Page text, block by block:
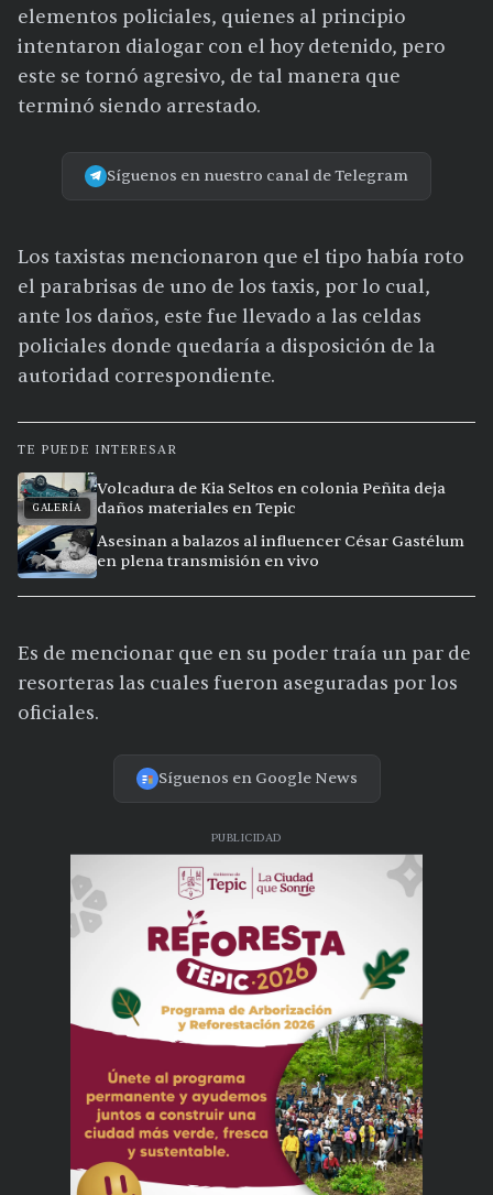
elementos policiales, quienes al principio
intentaron dialogar con el hoy detenido, pero
este se tornó agresivo, de tal manera que
terminó siendo arrestado.
Síguenos en nuestro canal de Telegram
Los taxistas mencionaron que el tipo había roto
el parabrisas de uno de los taxis, por lo cual,
ante los daños, este fue llevado a las celdas
policiales donde quedaría a disposición de la
autoridad correspondiente.
TE PUEDE INTERESAR
GALERÍA
Volcadura de Kia Seltos en colonia Peñita deja
daños materiales en Tepic
Asesinan a balazos al influencer César Gastélum
en plena transmisión en vivo
Es de mencionar que en su poder traía un par de
resorteras las cuales fueron aseguradas por los
oficiales.
Síguenos en Google News
PUBLICIDAD